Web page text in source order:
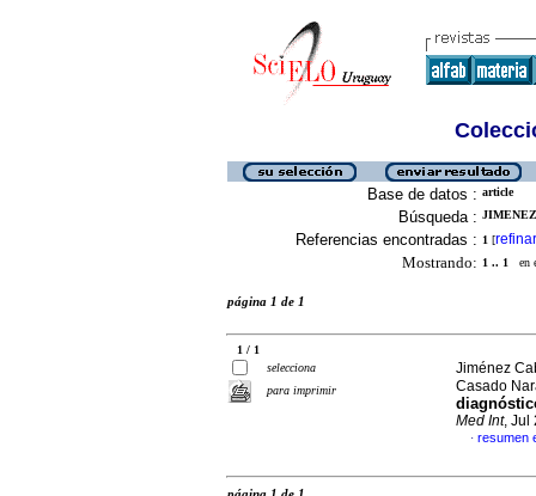
Base de datos : article
Búsqueda :
Referencias encontradas : 1 [refinar
Mostrando: 1 .. 1 en
página 1 de 1
1 / 1
selecciona
para imprimir
Jiménez
Casado
Med Int, Jul
· resumen
página 1 de 1